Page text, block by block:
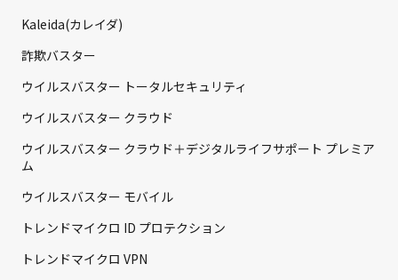
Kaleida(カレイダ)
詐欺バスター
ウイルスバスター トータルセキュリティ
ウイルスバスター クラウド
ウイルスバスター クラウド＋デジタルライフサポート プレミア
ム
ウイルスバスター モバイル
トレンドマイクロ ID プロテクション
トレンドマイクロ VPN